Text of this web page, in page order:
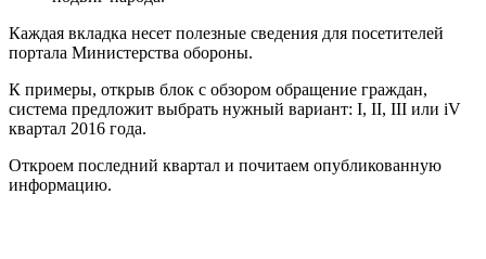
Каждая вкладка несет полезные сведения для посетителей
портала Министерства обороны.
К примеры, открыв блок с обзором обращение граждан,
система предложит выбрать нужный вариант: I, II, III или iV
квартал 2016 года.
Откроем последний квартал и почитаем опубликованную
информацию.